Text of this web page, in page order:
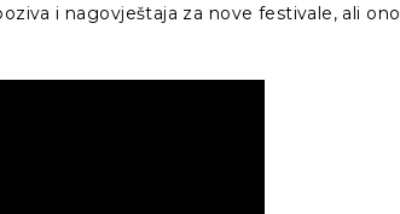
i nagovještaja za nove festivale, ali ono